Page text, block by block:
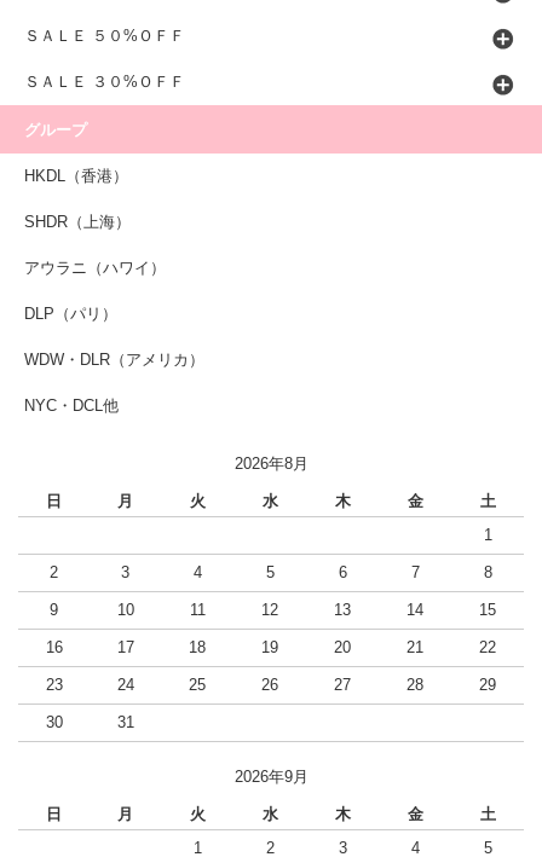
ＳＡＬＥ ５０%ＯＦＦ
ＳＡＬＥ ３０%ＯＦＦ
グループ
HKDL（香港）
SHDR（上海）
アウラニ（ハワイ）
DLP（パリ）
WDW・DLR（アメリカ）
NYC・DCL他
2026年8月
日 月 火 水 木 金
土
1
2 3 4 5 6 7 8
9 10 11 12 13 14 15
16 17 18 19 20 21 22
23 24 25 26 27 28 29
30 31
2026年9月
日 月 火 水 木 金
土
1
2 3 4 5